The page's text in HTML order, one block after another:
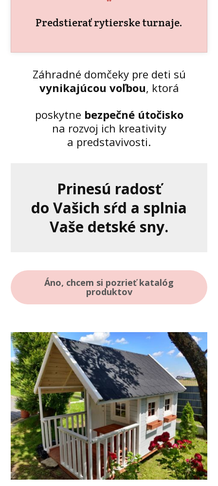
Predstierať rytierske turnaje.
Záhradné domčeky pre deti sú
vynikajúcou voľbou, ktorá
poskytne bezpečné útočisko
na rozvoj ich kreativity
a predstavivosti.
Prinesú radosť
do Vašich sŕd a splnia
Vaše detské sny.
Áno, chcem si pozrieť katalóg
produktov